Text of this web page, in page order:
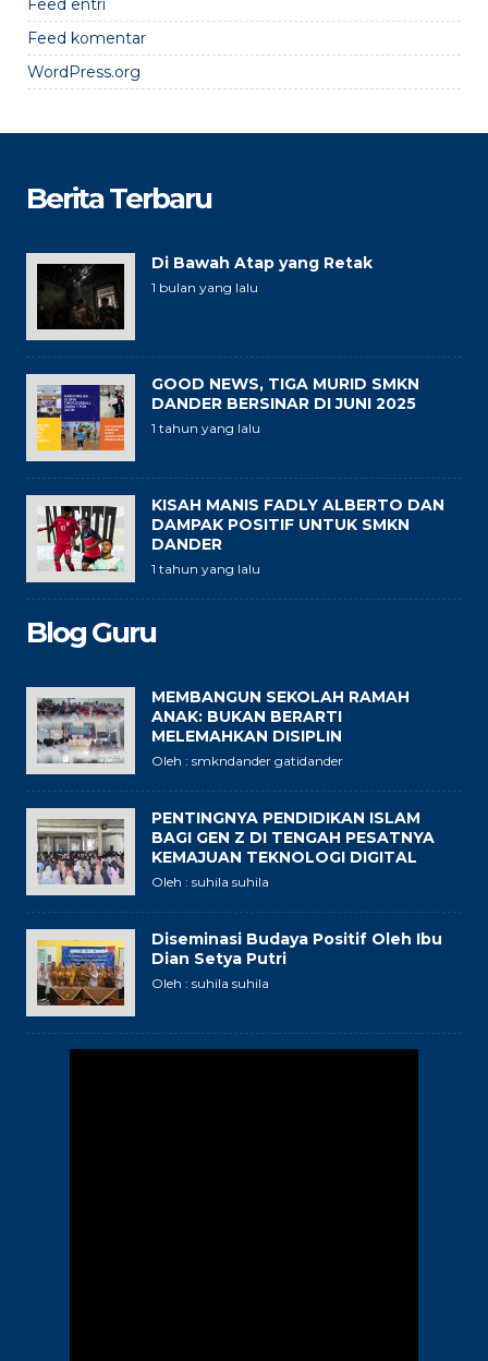
Feed entri
Feed komentar
WordPress.org
Berita Terbaru
Di Bawah Atap yang Retak
1 bulan yang lalu
GOOD NEWS, TIGA MURID SMKN
DANDER BERSINAR DI JUNI 2025
1 tahun yang lalu
KISAH MANIS FADLY ALBERTO DAN
DAMPAK POSITIF UNTUK SMKN
DANDER
1 tahun yang lalu
Blog Guru
MEMBANGUN SEKOLAH RAMAH
ANAK: BUKAN BERARTI
MELEMAHKAN DISIPLIN
Oleh : smkndander gatidander
PENTINGNYA PENDIDIKAN ISLAM
BAGI GEN Z DI TENGAH PESATNYA
KEMAJUAN TEKNOLOGI DIGITAL
Oleh : suhila suhila
Diseminasi Budaya Positif Oleh Ibu
Dian Setya Putri
Oleh : suhila suhila